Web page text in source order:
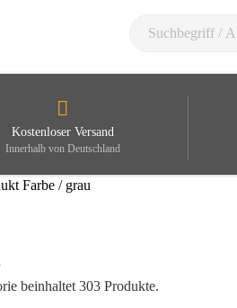
Kostenloser Versand
Innerhalb von Deutschland
Farbe / grau
beinhaltet 303 Produkte.